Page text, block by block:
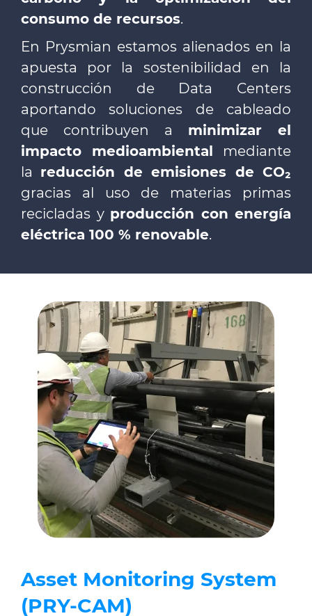
consumo de recursos.
En Prysmian estamos alienados en la
apuesta por la sostenibilidad en la
construcción de Data Centers
aportando soluciones de cableado
que contribuyen a minimizar el
impacto medioambiental mediante
la reducción de emisiones de CO₂
gracias al uso de materias primas
recicladas y producción con energía
eléctrica 100 % renovable.
Asset Monitoring System
(PRY-CAM)